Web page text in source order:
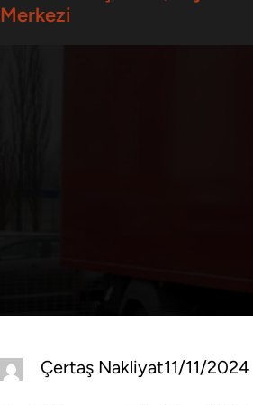
Merkezi
Çertaş Nakliyat11/11/2024